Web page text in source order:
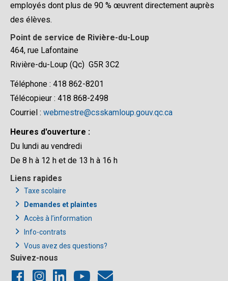
employés dont plus de 90 % œuvrent directement auprès
des élèves.
Point de service de Rivière-du-Loup
464, rue Lafontaine
Rivière-du-Loup (Qc) G5R 3C2
Téléphone : 418 862-8201
Télécopieur : 418 868-2498
Courriel : webmestre@csskamloup.gouv.qc.ca
Heures d'ouverture :
Du lundi au vendredi
De 8 h à 12 h et de 13 h à 16 h
Liens rapides
Taxe scolaire
Demandes et plaintes
Accès à l’information
Info-contrats
Vous avez des questions?
Suivez-nous